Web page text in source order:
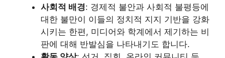
사회적 배경: 경제적 불안과 사회적 불평등에
대한 불만이 이들의 정치적 지지 기반을 강화
시키는 한편, 미디어와 학계에서 제기하는 비
판에 대해 반발심을 나타내기도 합니다.